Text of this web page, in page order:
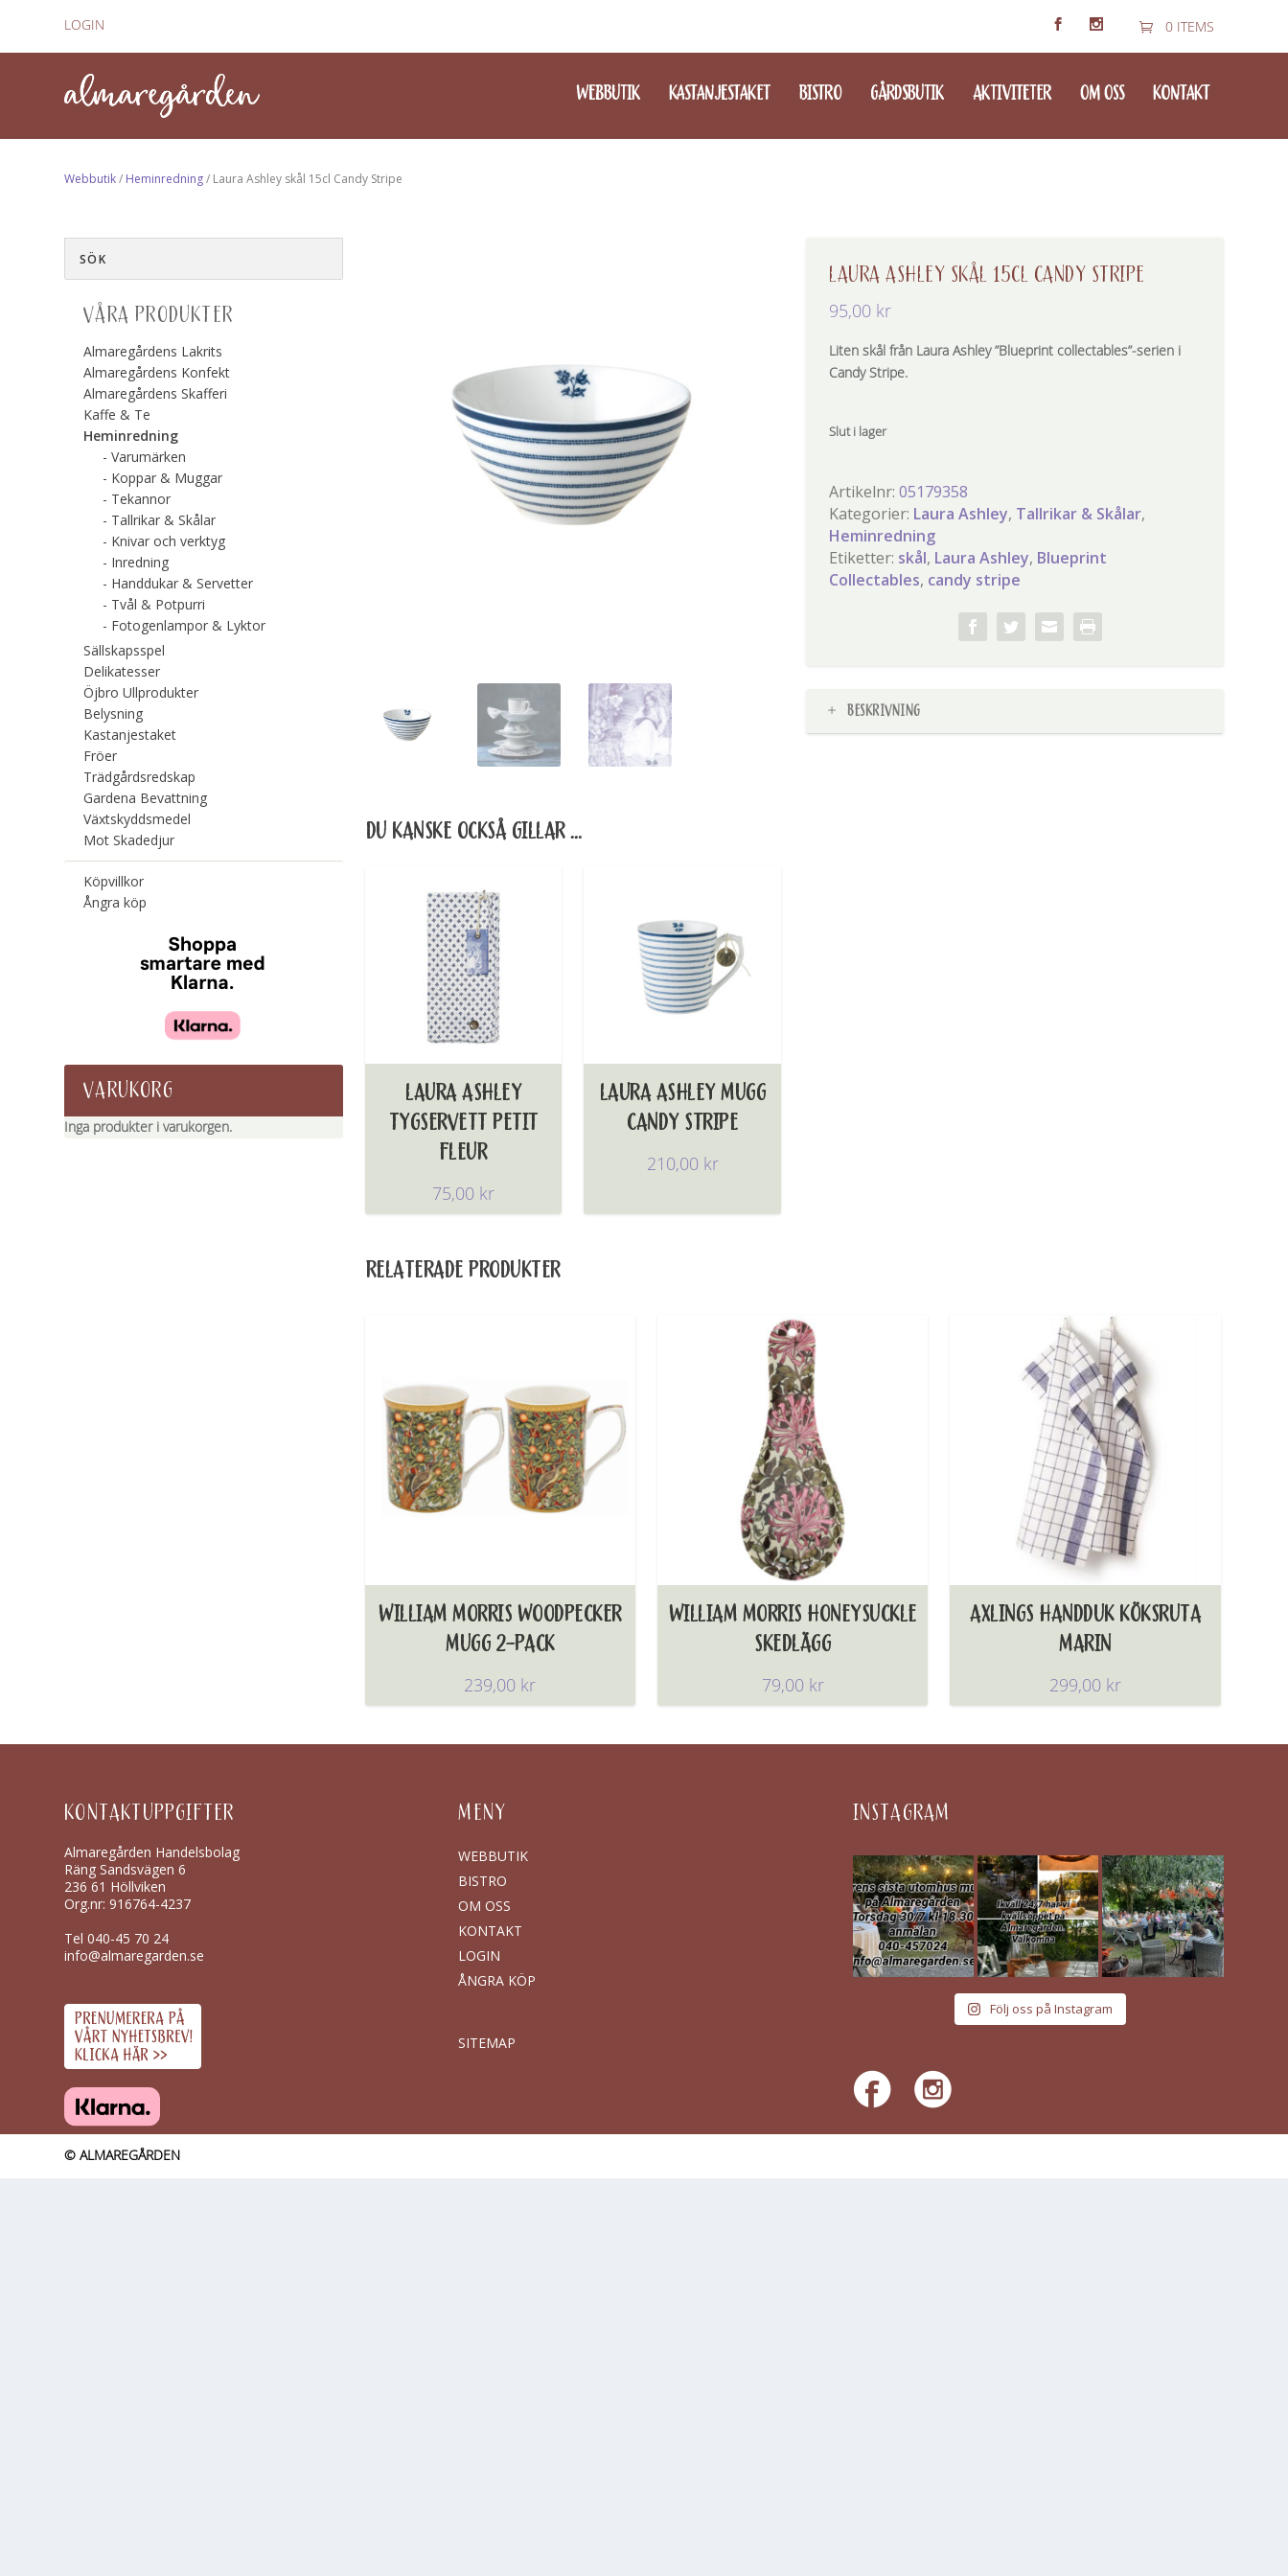
LOGIN 0 ITEMS
WEBBUTIK KASTANJESTAKET BISTRO GÅRDSBUTIK AKTIVITETER OM OSS KONTAKT
Webbutik/ Heminredning/ Laura Ashley skål 15cl Candy Stripe
LAURA ASHLEY SKÅL 15CL CANDY STRIPE
95,00 kr
Liten skål från Laura Ashley ”Blueprint collectables”-serien i
Candy Stripe.
Slut i lager
Artikelnr:05179358
Kategorier: Laura Ashley, Tallrikar & Skålar,
Heminredning
Etiketter: skål, Laura Ashley, Blueprint
Collectables, candy stripe
BESKRIVNING
DU KANSKE OCKSÅ GILLAR …
LAURA ASHLEY
TYGSERVETT PETIT
FLEUR
75,00 kr
LAURA ASHLEY MUGG
CANDY STRIPE
210,00 kr
RELATERADE PRODUKTER
WILLIAM MORRIS WOODPECKER
MUGG 2-PACK
239,00 kr
WILLIAM MORRIS HONEYSUCKLE
SKEDLÄGG
79,00 kr
AXLINGS HANDDUK KÖKSRUTA
MARIN
299,00 kr
VÅRA PRODUKTER
Almaregårdens Lakrits
Almaregårdens Konfekt
Almaregårdens Skafferi
Kaffe & Te
Heminredning
Varumärken
Koppar & Muggar
Tekannor
Tallrikar & Skålar
Knivar och verktyg
Inredning
Handdukar & Servetter
Tvål & Potpurri
Fotogenlampor & Lyktor
Sällskapsspel
Delikatesser
Öjbro Ullprodukter
Belysning
Kastanjestaket
Fröer
Trädgårdsredskap
Gardena Bevattning
Växtskyddsmedel
Mot Skadedjur
Köpvillkor
Ångra köp
VARUKORG
Inga produkter i varukorgen.
KONTAKTUPPGIFTER
Almaregården Handelsbolag
Räng Sandsvägen 6
236 61 Höllviken
Org.nr: 916764-4237
Tel040-45 70 24
info@almaregarden.se
MENY
WEBBUTIK
BISTRO
OM OSS
KONTAKT
LOGIN
ÅNGRA KÖP
SITEMAP
INSTAGRAM
Följ oss på Instagram
© ALMAREGÅRDEN